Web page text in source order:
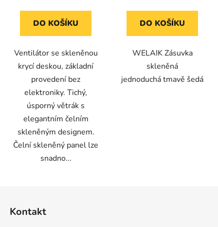
DO KOŠÍKU
Ventilátor se skleněnou
krycí deskou, základní
provedení bez
elektroniky. Tichý,
úsporný větrák s
elegantním čelním
skleněným designem.
Čelní skleněný panel lze
snadno...
DO KOŠÍKU
WELAIK Zásuvka
skleněná
jednoduchá tmavě šedá
Kontakt